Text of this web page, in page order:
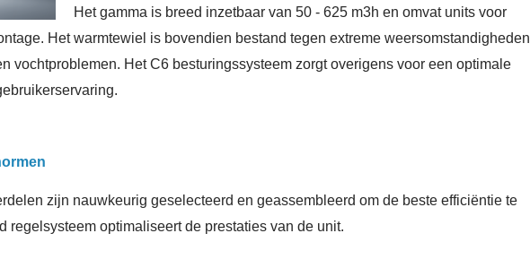
Het gamma is breed inzetbaar van 50 - 625 m3h en omvat units voor
Het warmtewiel is bovendien bestand tegen extreme weersomstandigheden
vochtproblemen. Het C6 besturingssysteem zorgt overigens voor een optimale
zijn nauwkeurig geselecteerd en geassembleerd om de beste efficiëntie te
regelsysteem optimaliseert de prestaties van de unit.